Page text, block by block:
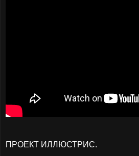
ПРОЕКТ ИЛЛЮСТРИС.